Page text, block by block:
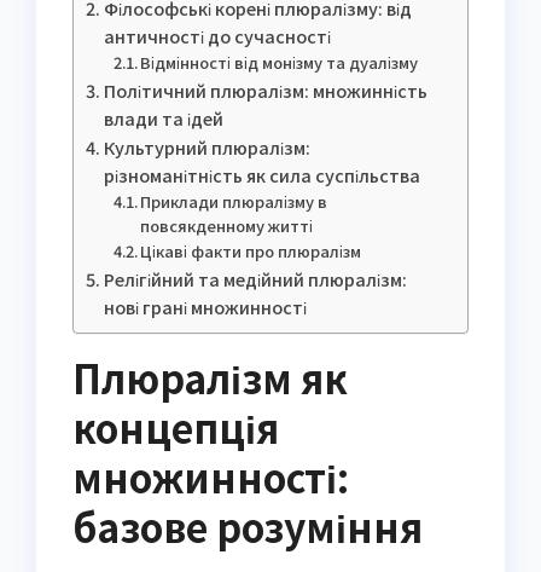
Філософські корені плюралізму: від
античності до сучасності
Відмінності від монізму та дуалізму
Політичний плюралізм: множинність
влади та ідей
Культурний плюралізм:
різноманітність як сила суспільства
Приклади плюралізму в
повсякденному житті
Цікаві факти про плюралізм
Релігійний та медійний плюралізм:
нові грані множинності
Плюралізм як
концепція
множинності:
базове розуміння